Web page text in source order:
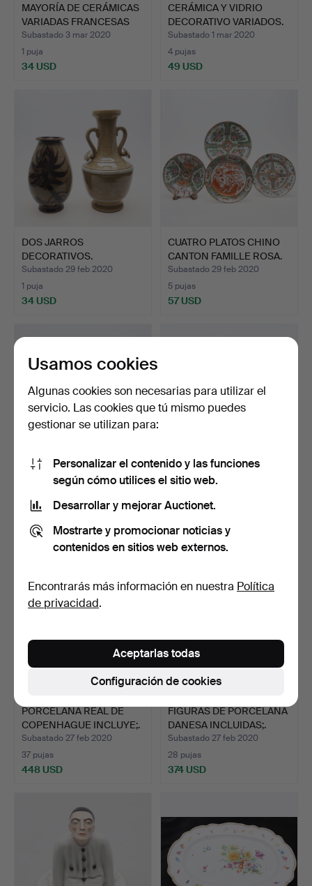
MAYORÍA DE CERÁMICAS
VARIADAS FRANCESAS
IN…
Subastado 3 mar 2020
1 puja
34 USD
CERÁMICA Y VIDRIO
DECORATIVO VARIADOS.
Subastado 1 mar 2020
4 pujas
49 USD
DOS JARROS
DECORATIVOS.
Subastado 29 feb 2020
1 puja
34 USD
CUATRO PLATOS CHINO
CANTON FAMILLE ROSA.
Subastado 29 feb 2020
5 pujas
57 USD
UNA JARRA
CONMEMORATIVA DE
FERROCARRIL EST…
Subastado 28 feb 2020
88 USD
DOS FIGURAS DEL REAL
SER…
Subastado 27 feb 2020
396 USD
PORCELANA REAL DE
COPENHAGUE INCLUYE;.
Subastado 27 feb 2020
37 pujas
448 USD
FIGURAS DE PORCELANA
DANESA INCLUIDAS;.
Subastado 27 feb 2020
28 pujas
374 USD
Usamos cookies
Algunas cookies son necesarias para utilizar el
servicio. Las cookies que tú mismo puedes
gestionar se utilizan para:
Personalizar el contenido y las funciones
según cómo utilices el sitio web.
Desarrollar y mejorar Auctionet.
Mostrarte y promocionar noticias y
contenidos en sitios web externos.
Encontrarás más información en nuestra Política
de privacidad.
Configuración de cookies
Aceptarlas todas